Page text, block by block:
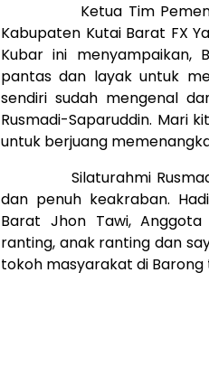
Ketua Tim
Kabupaten Kutai Barat FX
Kubar ini menyampaikan,
pantas dan layak untuk
sendiri sudah mengenal
Rusmadi-Saparuddin. Mari
untuk berjuang
Silaturahmi Rusmadi
dan penuh keakraban.
Barat Jhon Tawi, Anggota
ranting, anak ranting dan
tokoh masyarakat di Barong